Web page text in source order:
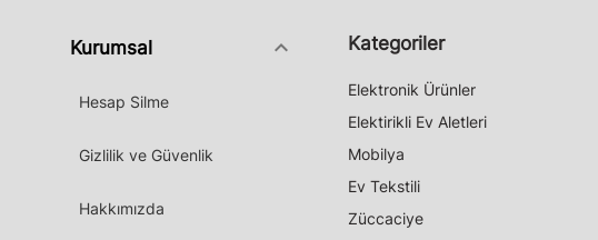
Kurumsal keyboard_arrow_down
Hesap Silme
Gizlilik ve Güvenlik
Hakkımızda
Kategoriler
Elektronik Ürünler
Elektirikli Ev Aletleri
Mobilya
Ev Tekstili
Züccaciye